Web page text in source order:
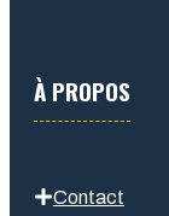
À PROPOS
Contact